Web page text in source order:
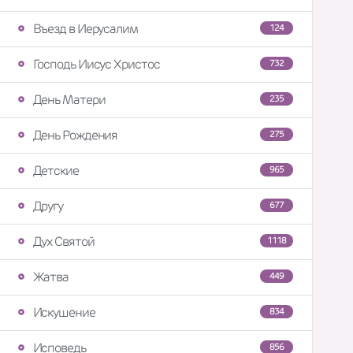
124
Въезд в Иерусалим
732
Господь Иисус Христос
235
День Матери
275
День Рождения
965
Детские
677
Другу
1118
Дух Святой
449
Жатва
834
Искушение
856
Исповедь